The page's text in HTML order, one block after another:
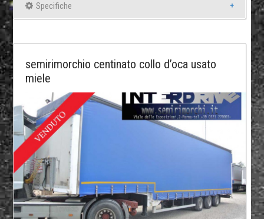
Specifiche
semirimorchio centinato collo d’oca usato
miele